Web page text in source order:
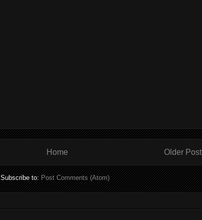
Older Post
Home
Subscribe to:Post Comments (Atom)